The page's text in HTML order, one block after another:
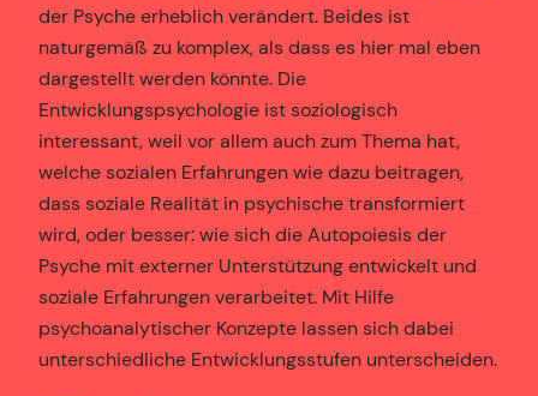
der Psyche erheblich verändert. Beides ist
naturgemäß zu komplex, als dass es hier mal eben
dargestellt werden könnte. Die
Entwicklungspsychologie ist soziologisch
interessant, weil vor allem auch zum Thema hat,
welche sozialen Erfahrungen wie dazu beitragen,
dass soziale Realität in psychische transformiert
wird, oder besser: wie sich die Autopoiesis der
Psyche mit externer Unterstützung entwickelt und
soziale Erfahrungen verarbeitet. Mit Hilfe
psychoanalytischer Konzepte lassen sich dabei
unterschiedliche Entwicklungsstufen unterscheiden.